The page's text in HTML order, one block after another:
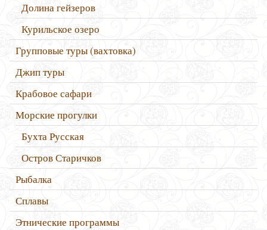
Долина гейзеров
Курильское озеро
Групповые туры (вахтовка)
Джип туры
Крабовое сафари
Морские прогулки
Бухта Русская
Остров Старичков
Рыбалка
Сплавы
Этнические программы